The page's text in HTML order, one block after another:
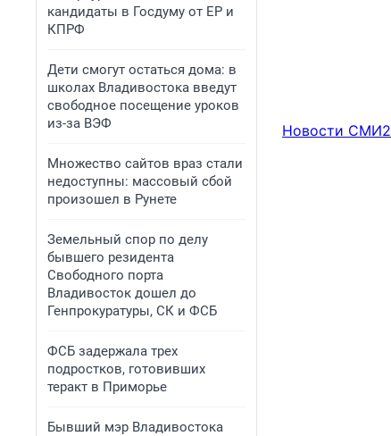
кандидаты в Госдуму от ЕР и
КПРФ
Дети смогут остаться дома: в
школах Владивостока введут
свободное посещение уроков
из-за ВЭФ
Множество сайтов враз стали
недоступны: массовый сбой
произошел в Рунете
Земельный спор по делу
бывшего резидента
Свободного порта
Владивосток дошел до
Генпрокуратуры, СК и ФСБ
ФСБ задержала трех
подростков, готовивших
теракт в Приморье
Бывший мэр Владивостока
Новости СМИ2